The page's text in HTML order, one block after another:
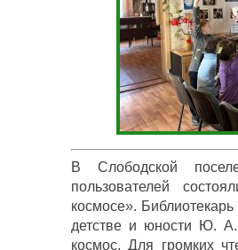
В Слободской
пользователей
космосе».
детстве и юности Ю.
космос. Для громких